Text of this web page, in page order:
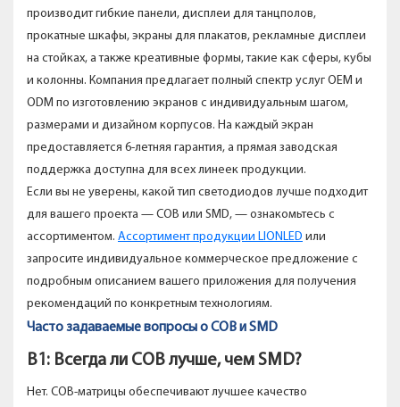
производит гибкие панели, дисплеи для танцполов,
прокатные шкафы, экраны для плакатов, рекламные дисплеи
на стойках, а также креативные формы, такие как сферы, кубы
и колонны. Компания предлагает полный спектр услуг OEM и
ODM по изготовлению экранов с индивидуальным шагом,
размерами и дизайном корпусов. На каждый экран
предоставляется 6-летняя гарантия, а прямая заводская
поддержка доступна для всех линеек продукции.
Если вы не уверены, какой тип светодиодов лучше подходит
для вашего проекта — COB или SMD, — ознакомьтесь с
ассортиментом. Ассортимент продукции LIONLED или
запросите индивидуальное коммерческое предложение с
подробным описанием вашего приложения для получения
рекомендаций по конкретным технологиям.
Часто задаваемые вопросы о COB и SMD
В1: Всегда ли COB лучше, чем SMD?
Нет. COB-матрицы обеспечивают лучшее качество